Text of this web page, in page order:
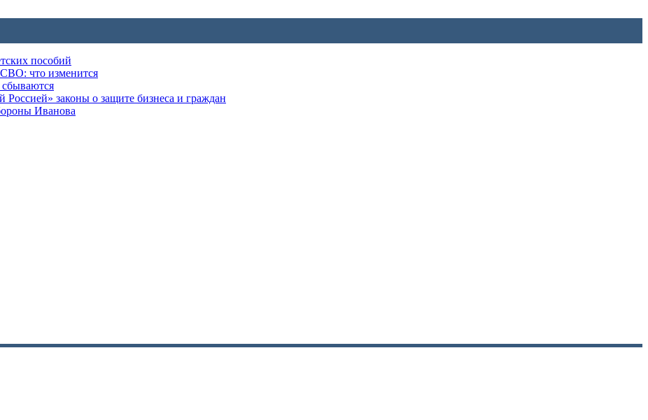
пособий
что изменится
сбываются
законы о защите бизнеса и граждан
Иванова